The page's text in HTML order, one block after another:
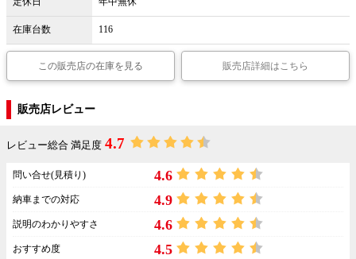
在庫台数 116
この販売店の在庫を見る 販売店詳細はこちら
販売店レビュー
レビュー総合 満足度 4.7
問い合せ(見積り) 4.6
納車までの対応 4.9
説明のわかりやすさ 4.6
おすすめ度 4.5